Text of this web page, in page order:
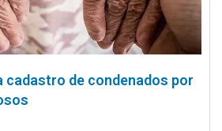
cadastro de condenados por